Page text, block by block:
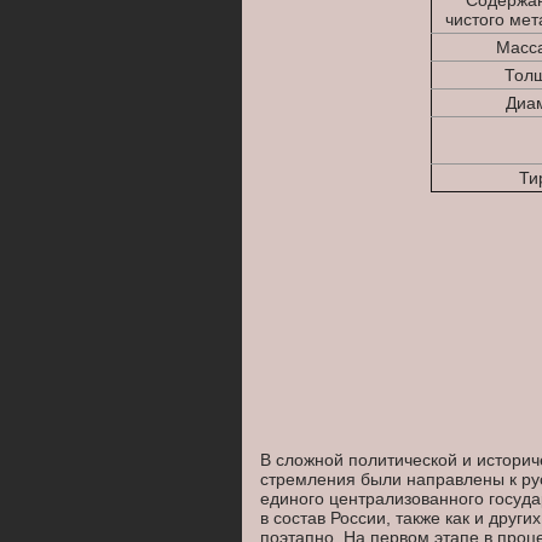
чистого
В сложной политической и
стремления были направлены к
единого централизованного
в состав России, также как и
поэтапно. На первом этапе в